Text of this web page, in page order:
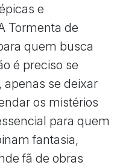
e
Tormenta de
quem busca
é preciso se
se deixar
os mistérios
para quem
fantasia,
fã de obras